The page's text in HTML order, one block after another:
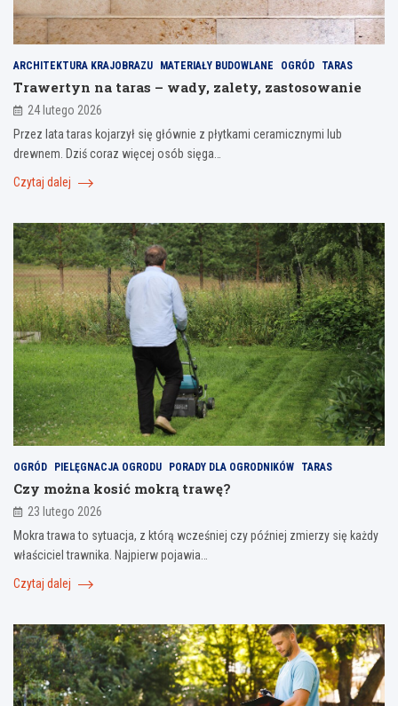
ARCHITEKTURA KRAJOBRAZU MATERIAŁY BUDOWLANE OGRÓD TARAS
Trawertyn na taras – wady, zalety, zastosowanie
24 lutego 2026
Przez lata taras kojarzył się głównie z płytkami ceramicznymi lub
drewnem. Dziś coraz więcej osób sięga…
Czytaj dalej
OGRÓD PIELĘGNACJA OGRODU PORADY DLA OGRODNIKÓW TARAS
Czy można kosić mokrą trawę?
23 lutego 2026
Mokra trawa to sytuacja, z którą wcześniej czy później zmierzy się każdy
właściciel trawnika. Najpierw pojawia…
Czytaj dalej